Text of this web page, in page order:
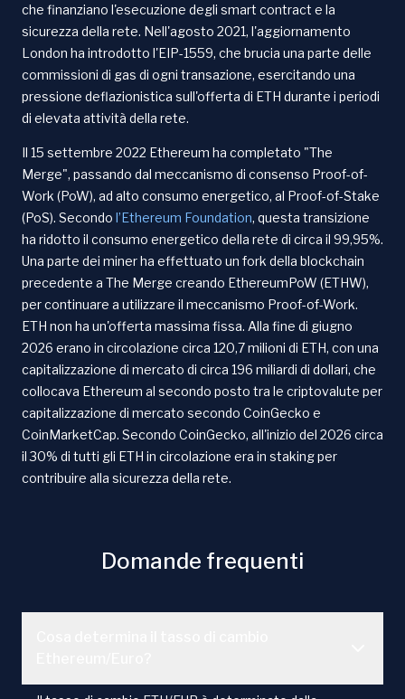
che finanziano l'esecuzione degli smart contract e la
sicurezza della rete. Nell'agosto 2021, l'aggiornamento
London ha introdotto l'EIP-1559, che brucia una parte delle
commissioni di gas di ogni transazione, esercitando una
pressione deflazionistica sull'offerta di ETH durante i periodi
di elevata attività della rete.
Il 15 settembre 2022 Ethereum ha completato "The
Merge", passando dal meccanismo di consenso Proof-of-
Work (PoW), ad alto consumo energetico, al Proof-of-Stake
(PoS). Secondo l’Ethereum Foundation, questa transizione
ha ridotto il consumo energetico della rete di circa il 99,95%.
Una parte dei miner ha effettuato un fork della blockchain
precedente a The Merge creando EthereumPoW (ETHW),
per continuare a utilizzare il meccanismo Proof-of-Work.
ETH non ha un'offerta massima fissa. Alla fine di giugno
2026 erano in circolazione circa 120,7 milioni di ETH, con una
capitalizzazione di mercato di circa 196 miliardi di dollari, che
collocava Ethereum al secondo posto tra le criptovalute per
capitalizzazione di mercato secondo CoinGecko e
CoinMarketCap. Secondo CoinGecko, all'inizio del 2026 circa
il 30% di tutti gli ETH in circolazione era in staking per
contribuire alla sicurezza della rete.
Domande frequenti